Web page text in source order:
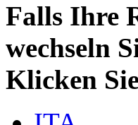
Falls Ihre
wechseln
Klicken